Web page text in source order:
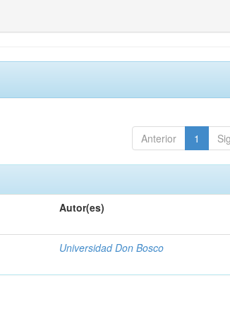
Anterior 1
Autor(es)
Universidad Don Bosco